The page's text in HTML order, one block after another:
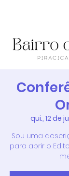
qui., 12 de
Sou uma
para abrir o